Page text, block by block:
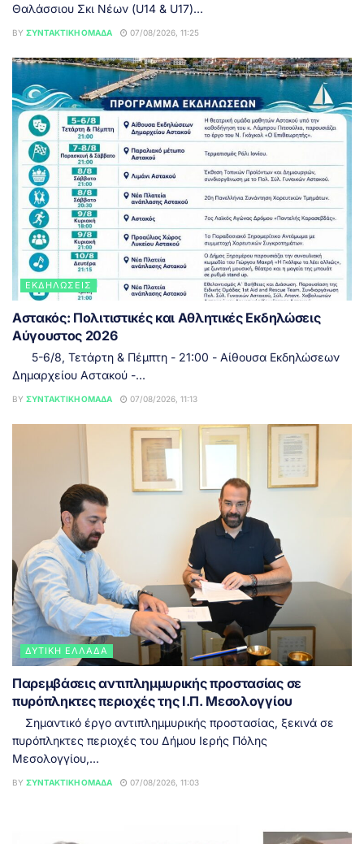
Θαλάσσιου Σκι Νέων (U14 & U17)...
BY ΣΥΝΤΑΚΤΙΚΉ ΟΜΆΔΑ 07/08/2026, 11:25
ΕΚΔΗΛΏΣΕΙΣ
Αστακός: Πολιτιστικές και Αθλητικές Εκδηλώσεις
Αύγουστος 2026
5-6/8, Τετάρτη & Πέμπτη - 21:00 - Αίθουσα Εκδηλώσεων
Δημαρχείου Αστακού -...
BY ΣΥΝΤΑΚΤΙΚΉ ΟΜΆΔΑ 07/08/2026, 11:13
ΔΥΤΙΚΉ ΕΛΛΆΔΑ
Παρεμβάσεις αντιπλημμυρικής προστασίας σε
πυρόπληκτες περιοχές της Ι.Π. Μεσολογγίου
Σημαντικό έργο αντιπλημμυρικής προστασίας, ξεκινά σε
πυρόπληκτες περιοχές του Δήμου Ιερής Πόλης
Μεσολογγίου,...
BY ΣΥΝΤΑΚΤΙΚΉ ΟΜΆΔΑ 07/08/2026, 11:03